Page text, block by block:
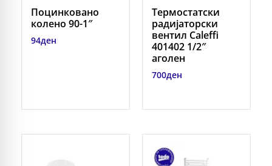
Поцинковано
колено 90-1″
94ден
Термостатски
радијаторски
вентил Caleffi
401402 1/2″
аголен
700ден